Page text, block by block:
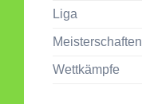
Liga
Meisterschaften
Wettkämpfe